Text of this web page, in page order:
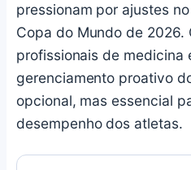
pressionam por ajustes
Copa do Mundo de 2026.
profissionais de medicina
gerenciamento proativo
opcional, mas essencial
desempenho dos atletas.